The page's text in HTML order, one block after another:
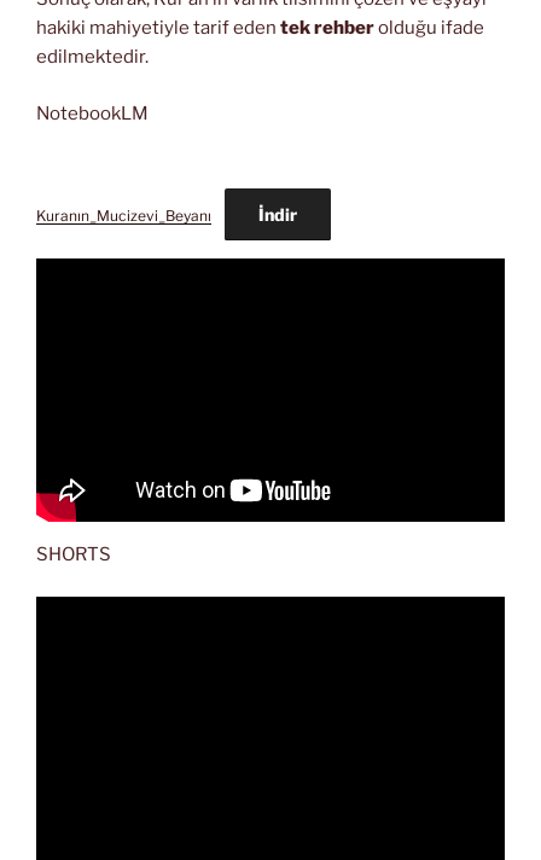
hakiki mahiyetiyle tarif eden tek rehberolduğu ifade
edilmektedir.
NotebookLM
Kuranın_Mucizevi_Beyanı İndir
SHORTS